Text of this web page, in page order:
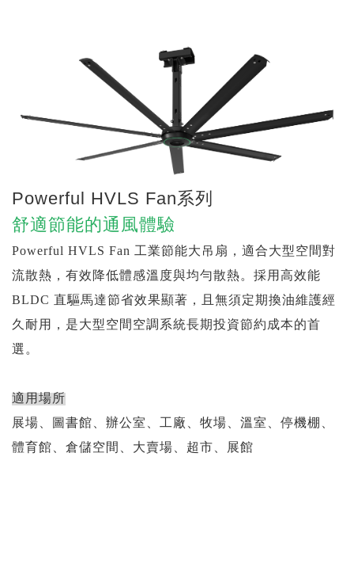
Powerful HVLS Fan系列
舒適節能的通風體驗
Powerful HVLS Fan 工業節能大吊扇，適合大型空間對
流散熱，有效降低體感溫度與均勻散熱。採用高效能
BLDC 直驅馬達節省效果顯著，且無須定期換油維護經
久耐用，是大型空間空調系統長期投資節約成本的首
選。
適用場所
展場、圖書館、辦公室、工廠、牧場、溫室、停機棚、
體育館、倉儲空間、大賣場、超市、展館